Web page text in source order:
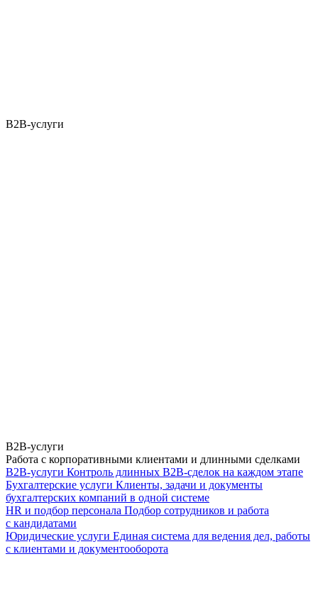
B2B-услуги
B2B-услуги
Работа с корпоративными клиентами и длинными сделками
B2B-услуги Контроль длинных B2B-сделок на каждом этапе
Бухгалтерские услуги Клиенты, задачи и документы
бухгалтерских компаний в одной системе
HR и подбор персонала Подбор сотрудников и работа
с кандидатами
Юридические услуги Единая система для ведения дел, работы
с клиентами и документооборота